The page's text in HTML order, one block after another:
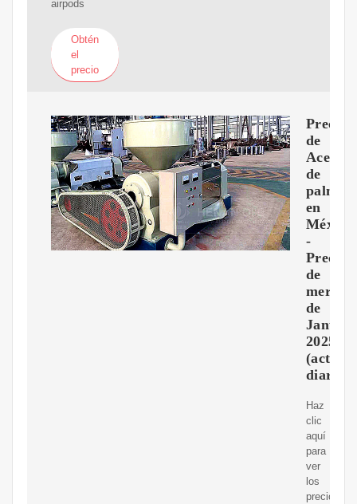
airpods
Obtén
el
precio
Precio
de
Aceite
de
palma
en
México
-
Precios
de
de
2025
Haz
clic
aquí
para
ver
los
precios